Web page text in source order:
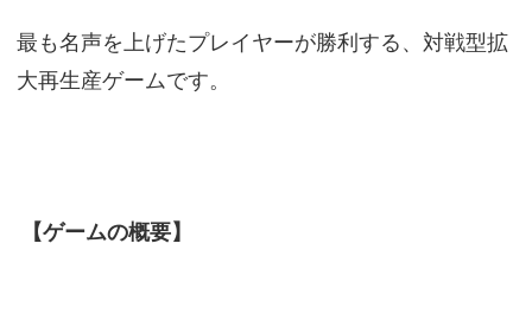
最も名声を上げたプレイヤーが勝利する、対戦型拡
大再生産ゲームです。
【ゲームの概要】